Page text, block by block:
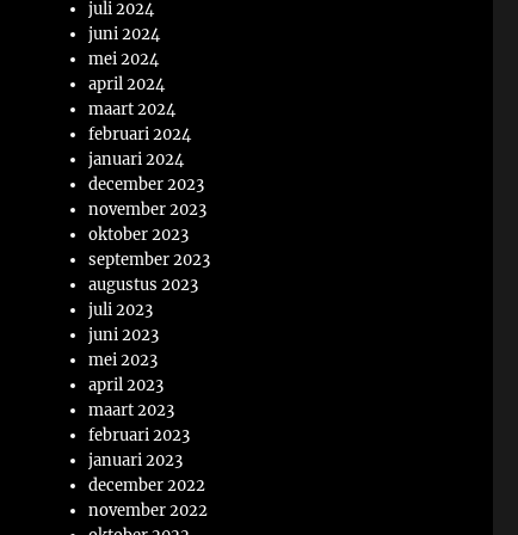
juli 2024
juni 2024
mei 2024
april 2024
maart 2024
februari 2024
januari 2024
december 2023
november 2023
oktober 2023
september 2023
augustus 2023
juli 2023
juni 2023
mei 2023
april 2023
maart 2023
februari 2023
januari 2023
december 2022
november 2022